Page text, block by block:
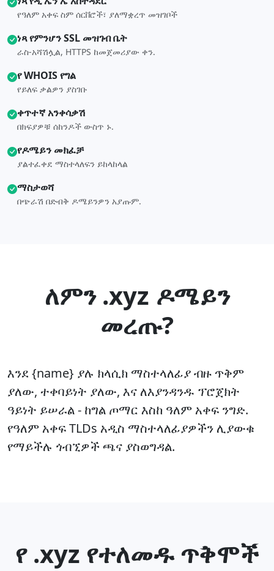
የዓለም አቀፍ ስም ሰርቨሮች፣ ያለማቋረጥ መዝገቦች
ነጻ የምንሆን SSL መዝገብ ቤት
ራስ-አሻሽሏል, HTTPS ከመጀመሪያው ቀን.
የ WHOIS የግል
የይለፍ ቃልዎን ያስገቡ
ቀጥተኛ አንቀሳቃሽ
በክፍያዎቹ ሰከንዶች ውስጥ ኑ.
የዶሜይን መክፈቻ
ያልተፈቀደ ማስተላለፍን ይከላከላል
ማስታወሻ
በጭራሽ በድብቅ ዶሜይንዎን አያጡም.
ለምን .xyz ዶሜይን
መረጡ?
እንደ {name} ያሉ ክላሲክ ማስተላለፊያ ብዙ ጥቅም
ያለው, ተቀባይነት ያለው, እና ለእያንዳንዱ ፕሮጀክት
ዓይነት ይሠራል - ከግል ጦማር እስከ ዓለም አቀፍ ንግድ.
የዓለም አቀፍ TLDs አዲስ ማስተላለፊያዎችን ሊያውቁ
የማይችሉ ጎብኚዎች ጫና ያስወግዳል.
የ .xyz የተለመዱ ጥቅሞች